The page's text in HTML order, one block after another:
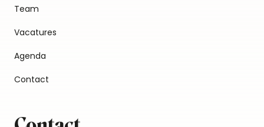
Team
Vacatures
Agenda
Contact